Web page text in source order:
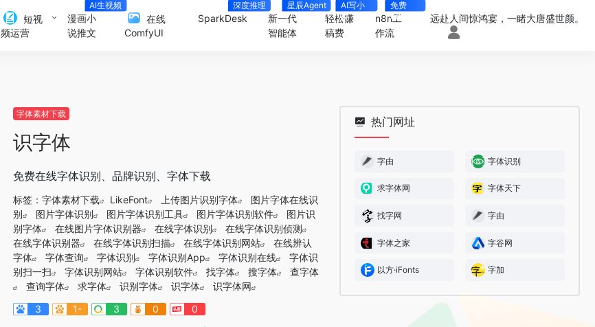
短视
频运营
漫画小
说推文
AI生视频
在线
ComfyUI
SparkDesk
深度推理
新一代
智能体
星辰Agent
轻松赚
稿费
AI写小
说
n8n工
作流
免费
4000+
远赴人间惊鸿宴，一睹大唐盛世颜。
字体素材下载
识字体
免费在线字体识别、品牌识别、字体下载
标签： 字体素材下载 LikeFont 上传图片识别字体
图片字体在线识
别
图片字体识别 图片字体识别工具 图片字体识别软件
图片识
别字体
在线图片字体识别器 在线字体识别
在线字体识别侦测
在线字体识别器
在线字体识别扫描 在线字体识别网站
在线辨认
字体
字体查询 字体识别 字体识别App 字体识别在线
字体识
别扫一扫
字体识别网站 字体识别软件 找字体 搜字体
查字体
查询字体
求字体 识别字体 识字体
识字体网
3
1- 3 0 0
热门网址
字由 字体识别
求字体网 字体天下
找字网 字由
字体之家 字谷网
以方·iFonts 字加